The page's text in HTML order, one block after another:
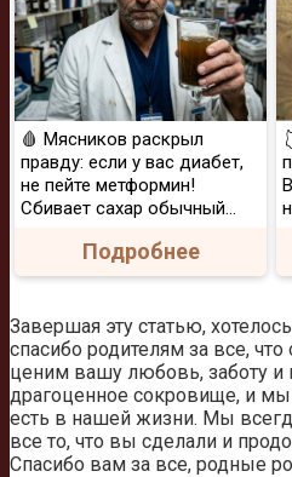
🩸 Мясников раскрыл
правду: если у вас диабет,
не пейте метформин!
Сбивает сахар обычный...
Подробнее
Завершая эту статью,
спасибо родителям за все,
ценим вашу любовь, заботу
драгоценное сокровище, и
есть в нашей жизни. Мы
все то, что вы сделали и
Спасибо вам за все, родные